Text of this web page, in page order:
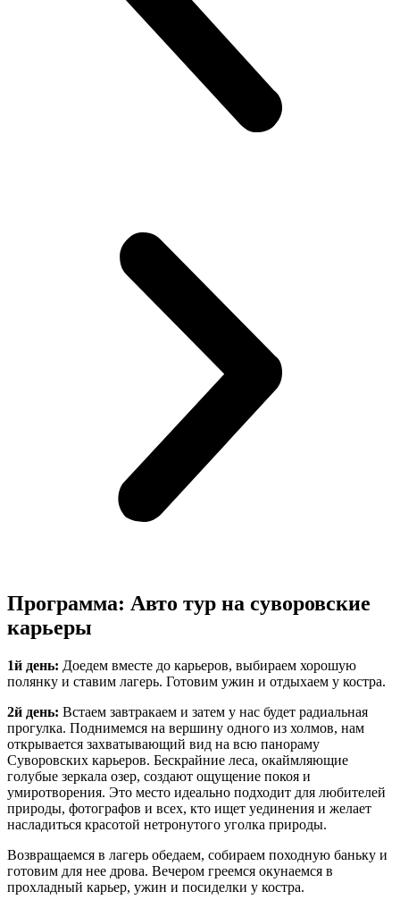
Программа: Авто тур на суворовские
карьеры
1й день: Доедем вместе до карьеров, выбираем хорошую
полянку и ставим лагерь. Готовим ужин и отдыхаем у костра.
2й день: Встаем завтракаем и затем у нас будет радиальная
прогулка. Поднимемся на вершину одного из холмов, нам
открывается захватывающий вид на всю панораму
Суворовских карьеров. Бескрайние леса, окаймляющие
голубые зеркала озер, создают ощущение покоя и
умиротворения. Это место идеально подходит для любителей
природы, фотографов и всех, кто ищет уединения и желает
насладиться красотой нетронутого уголка природы.
Возвращаемся в лагерь обедаем, собираем походную баньку и
готовим для нее дрова. Вечером греемся окунаемся в
прохладный карьер, ужин и посиделки у костра.